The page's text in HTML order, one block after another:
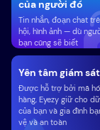
Yên tâm giám sát
Được hỗ trợ bởi mã
hàng, Eyezy giữ cho
của bạn và gia đình
vệ và an toàn
của người đó
Tin nhắn, đoạn chat
hội, hình ảnh — dù
bạn cũng sẽ biết